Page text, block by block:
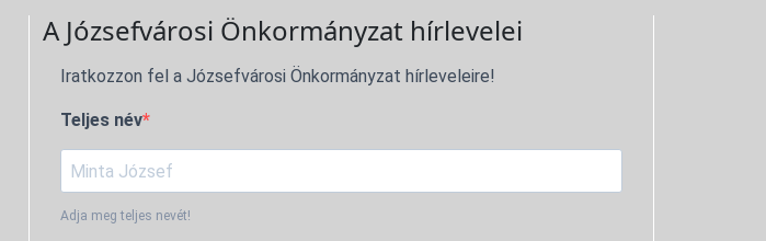
A Józsefvárosi Önkormányzat hírlevelei
Iratkozzon fel a Józsefvárosi Önkormányzat hírleveleire!
Teljes név
Adja meg teljes nevét!